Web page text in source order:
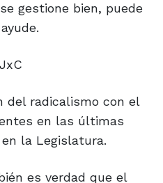
gestione bien, puede
del radicalismo con el
en las últimas
la Legislatura.
es verdad que el